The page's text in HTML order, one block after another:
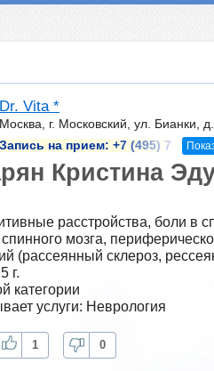
Dr. Vita *
Москва, г. Московский, ул. Бианки,
Запись на прием: +7 (495) 7
Кристина
расстройства, боли в
спинного мозга,
(рассеянный склероз,
г.
категории
услуги: Неврология
1 0